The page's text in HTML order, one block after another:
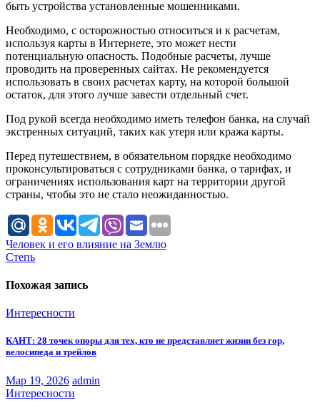
быть устройства установленные мошенниками.
Необходимо, с осторожностью относиться и к расчетам,
используя карты в Интернете, это может нести
потенциальную опасность. Подобные расчеты, лучше
проводить на проверенных сайтах. Не рекомендуется
использовать в своих расчетах карту, на которой большой
остаток, для этого лучше завести отдельный счет.
Под рукой всегда необходимо иметь телефон банка, на случай
экстренных ситуаций, таких как утеря или кража карты.
Перед путешествием, в обязательном порядке необходимо
проконсультироваться с сотрудниками банка, о тарифах, и
ограничениях использования карт на территории другой
страны, чтобы это не стало неожиданностью.
Навигация
по
записям
Человек и его влияние на Землю
Степь
Похожая запись
Интересности
КАНТ: 28 точек опоры для тех, кто не представляет жизни без гор,
велосипеда и трейлов
Мар 19, 2026 admin
Интересности